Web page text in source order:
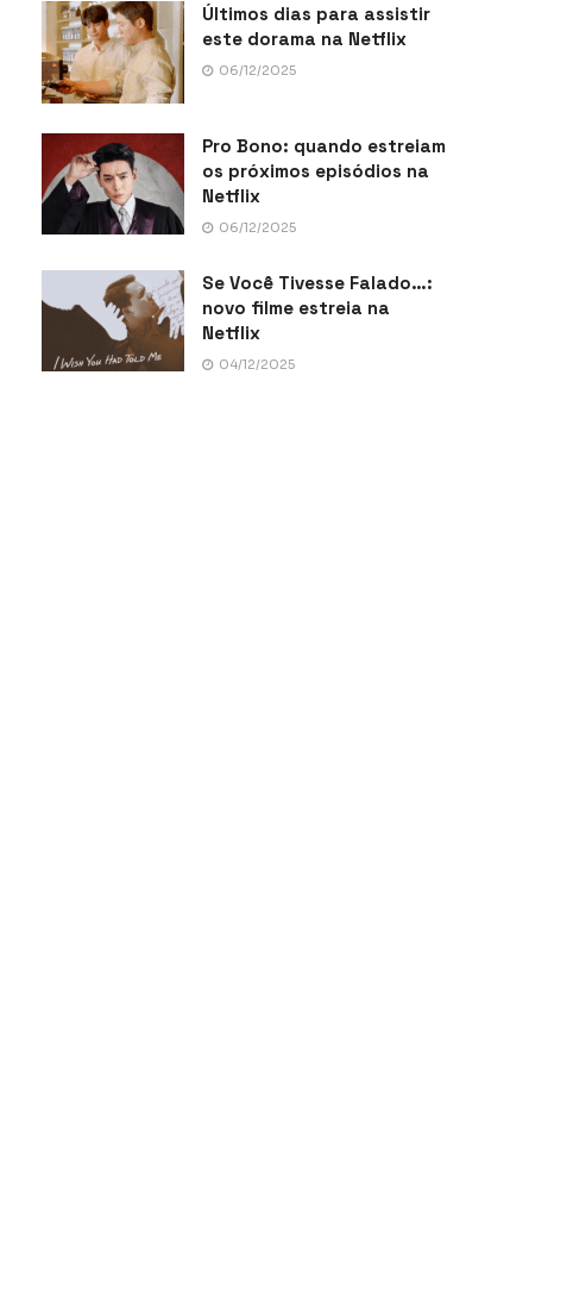
Últimos dias para assistir
este dorama na Netflix
06/12/2025
Pro Bono: quando estreiam
os próximos episódios na
Netflix
06/12/2025
Se Você Tivesse Falado…:
novo filme estreia na
Netflix
04/12/2025